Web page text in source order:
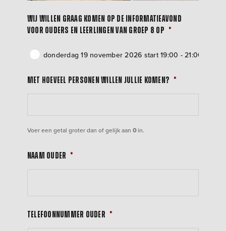
Wij willen graag komen op de informatieavond
voor ouders en leerlingen van groep 8 op *
donderdag 19 november 2026 start 19:00 - 21:00 uur
Met hoeveel personen willen jullie komen? *
Voer een getal groter dan of gelijk aan 0in.
Naam ouder *
Telefoonnummer ouder *